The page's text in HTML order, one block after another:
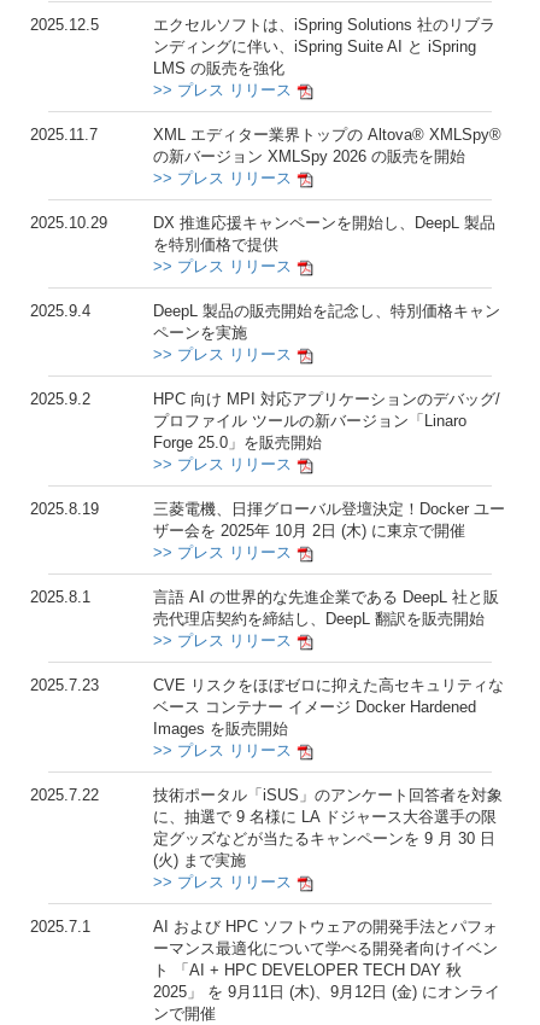
2025.12.5
エクセルソフトは、iSpring Solutions 社のリブラ
ンディングに伴い、iSpring Suite AI と iSpring
LMS の販売を強化
>> プレス リリース
2025.11.7
XML エディター業界トップの Altova® XMLSpy®
の新バージョン XMLSpy 2026 の販売を開始
>> プレス リリース
2025.10.29
DX 推進応援キャンペーンを開始し、DeepL 製品
を特別価格で提供
>> プレス リリース
2025.9.4
DeepL 製品の販売開始を記念し、特別価格キャン
ペーンを実施
>> プレス リリース
2025.9.2
HPC 向け MPI 対応アプリケーションのデバッグ/
プロファイル ツールの新バージョン「Linaro
Forge 25.0」を販売開始
>> プレス リリース
2025.8.19
三菱電機、日揮グローバル登壇決定！Docker ユー
ザー会を 2025年 10月 2日 (木) に東京で開催
>> プレス リリース
2025.8.1
言語 AI の世界的な先進企業である DeepL 社と販
売代理店契約を締結し、DeepL 翻訳を販売開始
>> プレス リリース
2025.7.23
CVE リスクをほぼゼロに抑えた高セキュリティな
ベース コンテナー イメージ Docker Hardened
Images を販売開始
>> プレス リリース
2025.7.22
技術ポータル「iSUS」のアンケート回答者を対象
に、抽選で 9 名様に LA ドジャース大谷選手の限
定グッズなどが当たるキャンペーンを 9 月 30 日
(火) まで実施
>> プレス リリース
2025.7.1
AI および HPC ソフトウェアの開発手法とパフォ
ーマンス最適化について学べる開発者向けイベン
ト 「AI + HPC DEVELOPER TECH DAY 秋
2025」 を 9月11日 (木)、9月12日 (金) にオンライ
ンで開催